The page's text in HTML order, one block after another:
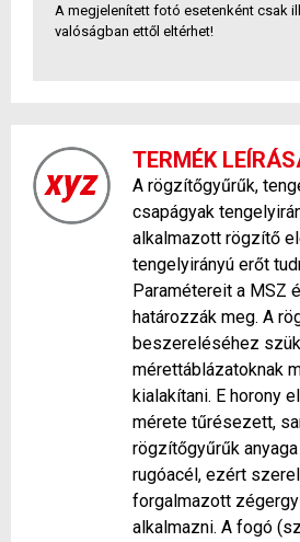
A megjelenített fotó esetenként csak
valóságban ettől eltérhet!
TERMÉK
A rögzítőgyűrűk,
csapágyak
alkalmazott rögzítő
tengelyirányú erőt
Paramétereit a MSZ
határozzák meg. A
beszereléséhez
mérettáblázatoknak
kialakítani. E horony
mérete tűrésezett,
rögzítőgyűrűk
rugóacél, ezért
forgalmazott
alkalmazni. A fogó